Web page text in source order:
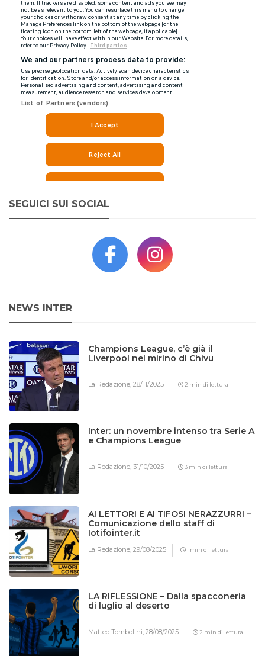
SEGUICI SUI SOCIAL
NEWS INTER
Champions League, c’è già il
Liverpool nel mirino di Chivu
La Redazione,28/11/2025 2 min di lettura
Inter: un novembre intenso tra Serie A
e Champions League
La Redazione,31/10/2025 3 min di lettura
AI LETTORI E AI TIFOSI NERAZZURRI –
Comunicazione dello staff di
Iotifointer.it
La Redazione,29/08/2025 1 min di lettura
LA RIFLESSIONE – Dalla spacconeria
di luglio al deserto
Matteo Tombolini,28/08/2025 2 min di lettura